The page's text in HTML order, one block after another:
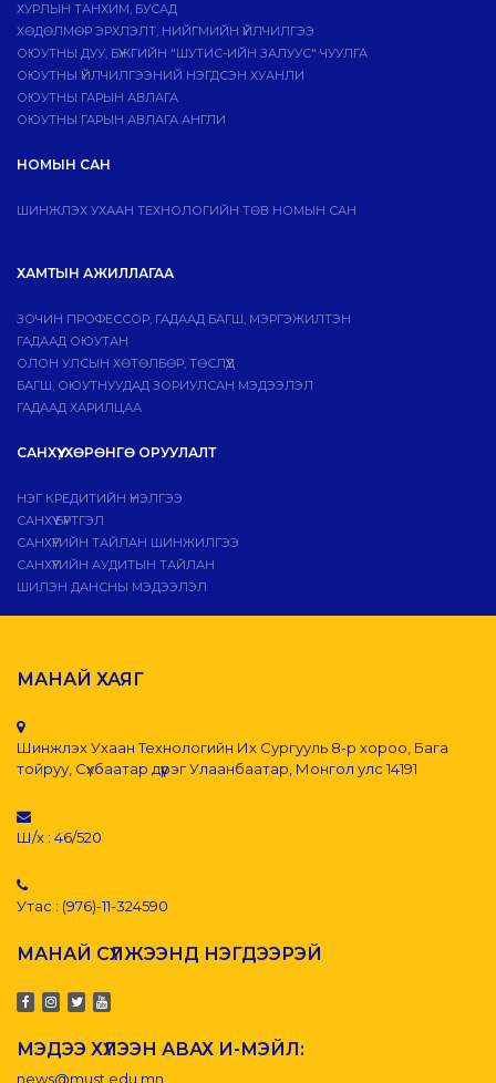
ХУРЛЫН ТАНХИМ, БУСАД
ХӨДӨЛМӨР ЭРХЛЭЛТ, НИЙГМИЙН ҮЙЛЧИЛГЭЭ
ОЮУТНЫ ДУУ, БҮЖГИЙН "ШУТИС-ИЙН ЗАЛУУС" ЧУУЛГА
ОЮУТНЫ ҮЙЛЧИЛГЭЭНИЙ НЭГДСЭН ХУАНЛИ
ОЮУТНЫ ГАРЫН АВЛАГА
ОЮУТНЫ ГАРЫН АВЛАГА АНГЛИ
НОМЫН САН
ШИНЖЛЭХ УХААН ТЕХНОЛОГИЙН ТӨВ НОМЫН САН
ХАМТЫН АЖИЛЛАГАА
ЗОЧИН ПРОФЕССОР, ГАДААД БАГШ, МЭРГЭЖИЛТЭН
ГАДААД ОЮУТАН
ОЛОН УЛСЫН ХӨТӨЛБӨР, ТӨСЛҮҮД
БАГШ, ОЮУТНУУДАД ЗОРИУЛСАН МЭДЭЭЛЭЛ
ГАДААД ХАРИЛЦАА
САНХҮҮ, ХӨРӨНГӨ ОРУУЛАЛТ
НЭГ КРЕДИТИЙН ҮНЭЛГЭЭ
САНХҮҮ БҮРТГЭЛ
САНХҮҮГИЙН ТАЙЛАН ШИНЖИЛГЭЭ
САНХҮҮГИЙН АУДИТЫН ТАЙЛАН
ШИЛЭН ДАНСНЫ МЭДЭЭЛЭЛ
МАНАЙ ХАЯГ
Шинжлэх Ухаан Технологийн Их Сургууль 8-р хороо, Бага
тойруу, Сүхбаатар дүүрэг Улаанбаатар, Монгол улс 14191
Ш/х : 46/520
Утас : (976)-11-324590
МАНАЙ СҮЛЖЭЭНД НЭГДЭЭРЭЙ
МЭДЭЭ ХҮЛЭЭН АВАХ И-МЭЙЛ:
news@must.edu.mn